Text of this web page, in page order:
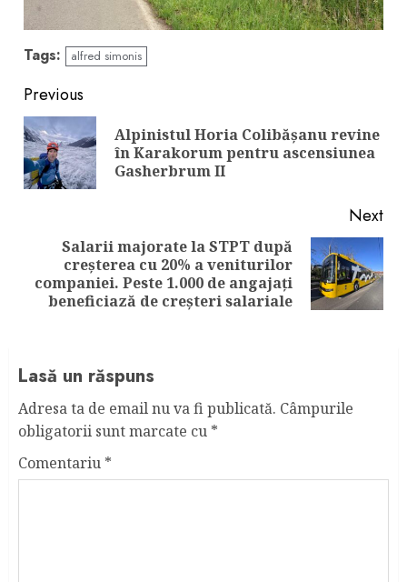
Tags: alfred simonis
Continue
Reading
Previous
Alpinistul Horia Colibășanu revine
în Karakorum pentru ascensiunea
Gasherbrum II
Next
post:
Salarii majorate la STPT după
creșterea cu 20% a veniturilor
companiei. Peste 1.000 de angajați
beneficiază de creșteri salariale
Lasă un răspuns
Adresa ta de email nu va fi publicată. Câmpurile
obligatorii sunt marcate cu *
Comentariu *